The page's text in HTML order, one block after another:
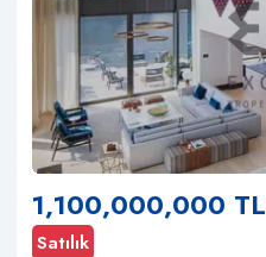
1,100,000,000 TL
Satılık